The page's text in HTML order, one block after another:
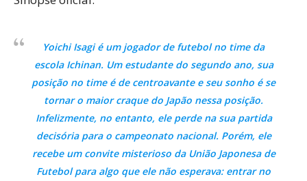
Yoichi Isagi é um jogador de futebol no time da
escola Ichinan. Um estudante do segundo ano, sua
posição no time é de centroavante e seu sonho é se
tornar o maior craque do Japão nessa posição.
Infelizmente, no entanto, ele perde na sua partida
decisória para o campeonato nacional. Porém, ele
recebe um convite misterioso da União Japonesa de
Futebol para algo que ele não esperava: entrar no